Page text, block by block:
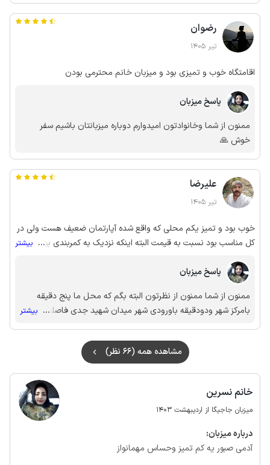
رضوان
تیر 1405
اقامتگاه خوب و تمیزی بود و میزبان خانم محترمی بودن
پاسخ میزبان
ممنون از شما وخانوادتون امیدوارم دوباره میزبانتان باشیم سفر
خوش 🙏
علیرضا
تیر 1405
خوب بود و تمیز یکم محلی که واقع شده آپارتمان ضعیف هست ولی در
کل مناسب بود نسبت به قیمت البته اینکه نزدیک به کمربندی بود برای
مرکز شهر نمیمونه آدم. رفتار خوب و محترمانه ای داشتن و تشکر میکنم
... بیشتر
پاسخ میزبان
ممنون از شما ممنون از نظرتون البته بگم که محل ما پنج دقیقه
بامرکز شهر ودودقیقه باورودی شهر میدان شهید جدی فاصله داره
... بیشتر
مشاهده همه (66 نظر)
خانم نسرین
میزبان جاجیگا از اردیبهشت 1403
درباره‌ میزبان:
آدمی صبور یه کم تمیز وحساس مهمانواز